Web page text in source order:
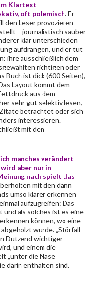
Klartext
oft polemisch. Er
den Leser provozieren
– journalistisch sauber
klar unterschieden
aufdrängen, und er tut
ihre ausschließlich dem
richtigen oder
Buch ist dick (600 Seiten),
Layout kommt dem
aus dem
sehr gut selektiv lesen,
betrachtet oder sich
interessieren.
mit den
manches verändert
aber nur in
nach spielt das
mit den dann
umso klarer erkennen
aufzugreifen: Das
und als solches ist es eine
können, wo eine
wurde. „Störfall
Dutzend wichtiger
und einem die
„unter die Nase
darin enthalten sind.